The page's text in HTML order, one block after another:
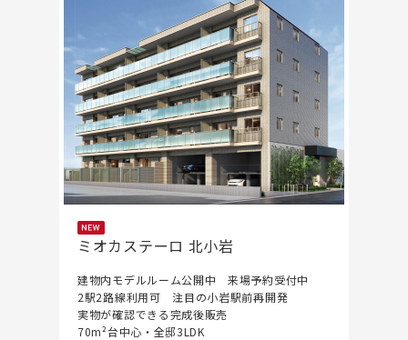
ミオカステーロ 北小岩
建物内モデルルーム公開中 来場予約受付中
2駅2路線利用可 注目の小岩駅前再開発
実物が確認できる完成後販売
70m²台中心・全邸3LDK